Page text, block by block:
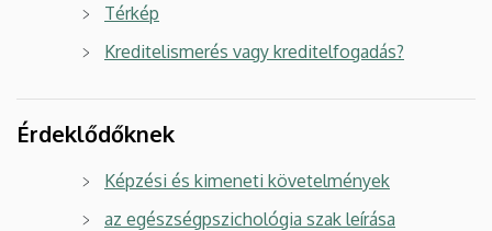
Térkép
Kreditelismerés vagy kreditelfogadás?
Érdeklődőknek
Képzési és kimeneti követelmények
az egészségpszichológia szak leírása